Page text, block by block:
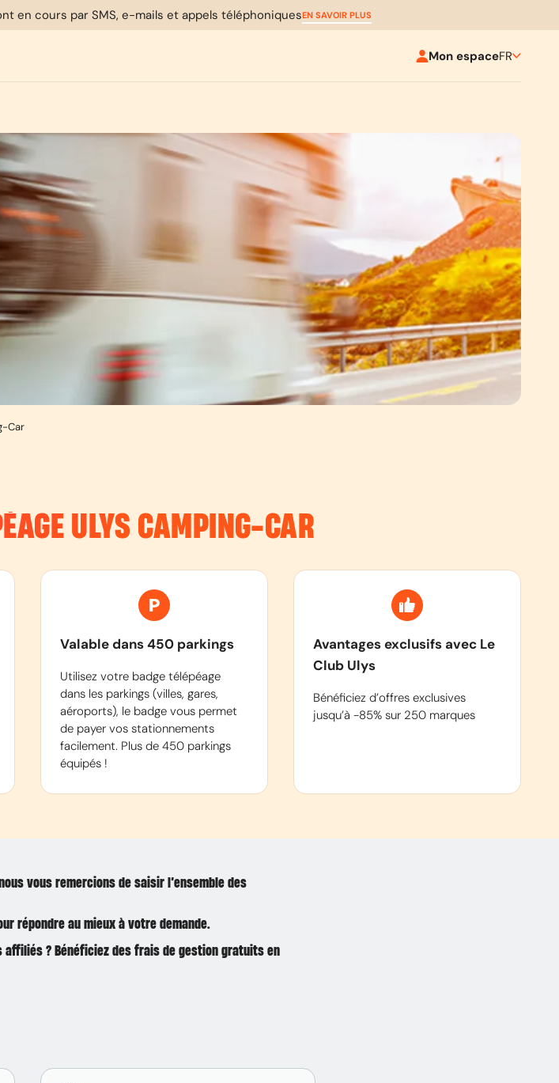
en cours par SMS, e-mails et appels téléphoniquesEN SAVOIR PLUS
Mon espaceFR
Car
ULYS CAMPING-CAR
Valable dans 450 parkings
Utilisez votre badge télépéage
dans les parkings (villes, gares,
aéroports), le badge vous permet
de payer vos stationnements
facilement. Plus de 450 parkings
équipés !
Avantages exclusifs avec Le
Club Ulys
Bénéficiez d’offres exclusives
jusqu’à -85% sur 250 marques
vous remercions de saisir l’ensemble des
répondre au mieux à votre demande.
affiliés ? Bénéficiez des frais de gestion gratuits en